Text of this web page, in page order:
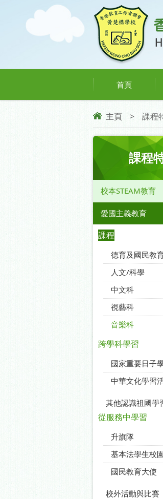
首頁
主頁 > 課程
課程
校本STEAM教育
愛國主義教育
課程
德育及國民教
人文/科學
中文科
視藝科
音樂科
跨學科學習
國家重要日子
中華文化學習
其他認識祖國學
從服務中學習
升旗隊
基本法學生校
國民教育大使
校外活動與比賽